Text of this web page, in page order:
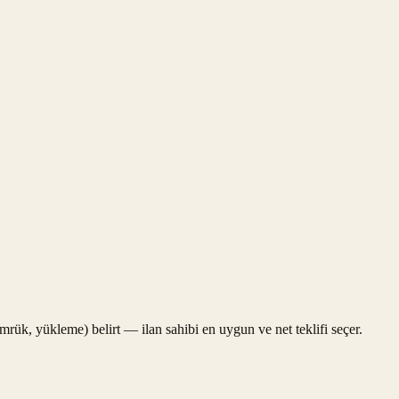
yükleme) belirt — ilan sahibi en uygun ve net teklifi seçer.